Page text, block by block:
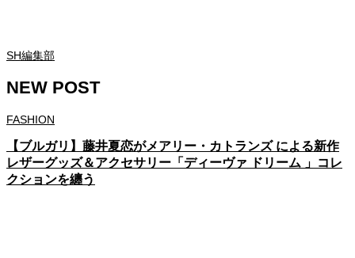
SH編集部
NEW POST
FASHION
【ブルガリ】藤井夏恋がメアリー・カトランズ による新作
レザーグッズ＆アクセサリー「ディーヴァ ドリーム 」コレ
クションを纏う